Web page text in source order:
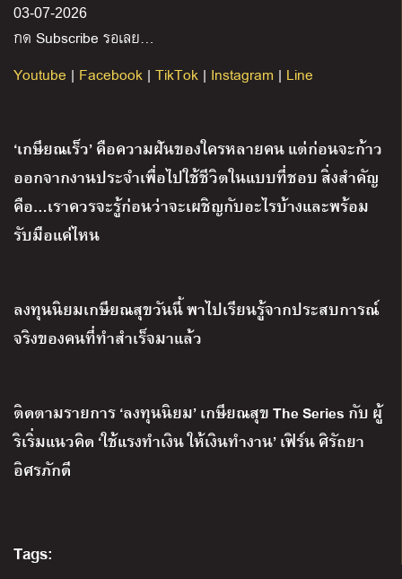
03-07-2026
กด Subscribe รอเลย…
Youtube | Facebook | TikTok | Instagram | Line
‘เกษียณเร็ว’ คือความฝันของใครหลายคน แต่ก่อนจะก้าว
ออกจากงานประจำเพื่อไปใช้ชีวิตในแบบที่ชอบ สิ่งสำคัญ
คือ…เราควรจะรู้ก่อนว่าจะเผชิญกับอะไรบ้างและพร้อม
รับมือแค่ไหน
ลงทุนนิยมเกษียณสุขวันนี้ พาไปเรียนรู้จากประสบการณ์
จริงของคนที่ทำสำเร็จมาแล้ว
ติดตามรายการ‘ลงทุนนิยม’เกษียณสุขThe Series กับ ผู้
ริเริ่มแนวคิด ‘ใช้แรงทำเงิน ให้เงินทำงาน’เฟิร์น ศิรัถยา
อิศรภักดี
Tags: